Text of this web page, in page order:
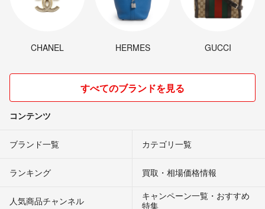
CHANEL HERMES GUCCI
すべてのブランドを見る
コンテンツ
ブランド一覧 カテゴリ一覧
ランキング 買取・相場価格情報
人気商品チャンネル
キャンペーン一覧・おすすめ
特集